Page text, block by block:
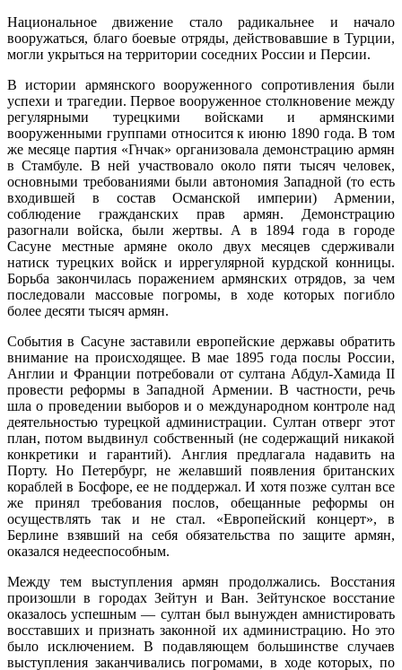
Национальное движение стало радикальнее и начало
вооружаться, благо боевые отряды, действовавшие в Турции,
могли укрыться на территории соседних России и Персии.
В истории армянского вооруженного сопротивления были
успехи и трагедии. Первое вооруженное столкновение между
регулярными турецкими войсками и армянскими
вооруженными группами относится к июню 1890 года. В том
же месяце партия «Гнчак» организовала демонстрацию армян
в Стамбуле. В ней участвовало около пяти тысяч человек,
основными требованиями были автономия Западной (то есть
входившей в состав Османской империи) Армении,
соблюдение гражданских прав армян. Демонстрацию
разогнали войска, были жертвы. А в 1894 года в городе
Сасуне местные армяне около двух месяцев сдерживали
натиск турецких войск и иррегулярной курдской конницы.
Борьба закончилась поражением армянских отрядов, за чем
последовали массовые погромы, в ходе которых погибло
более десяти тысяч армян.
События в Сасуне заставили европейские державы обратить
внимание на происходящее. В мае 1895 года послы России,
Англии и Франции потребовали от султана Абдул-Хамида II
провести реформы в Западной Армении. В частности, речь
шла о проведении выборов и о международном контроле над
деятельностью турецкой администрации. Султан отверг этот
план, потом выдвинул собственный (не содержащий никакой
конкретики и гарантий). Англия предлагала надавить на
Порту. Но Петербург, не желавший появления британских
кораблей в Босфоре, ее не поддержал. И хотя позже султан все
же принял требования послов, обещанные реформы он
осуществлять так и не стал. «Европейский концерт», в
Берлине взявший на себя обязательства по защите армян,
оказался недееспособным.
Между тем выступления армян продолжались. Восстания
произошли в городах Зейтун и Ван. Зейтунское восстание
оказалось успешным — султан был вынужден амнистировать
восставших и признать законной их администрацию. Но это
было исключением. В подавляющем большинстве случаев
выступления заканчивались погромами, в ходе которых, по